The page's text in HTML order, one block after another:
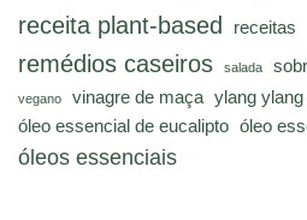
receita plant-based receitas
remédios caseiros salada
vegano vinagre de maça ylang ylang
óleo essencial de eucalipto óleo
óleos essenciais